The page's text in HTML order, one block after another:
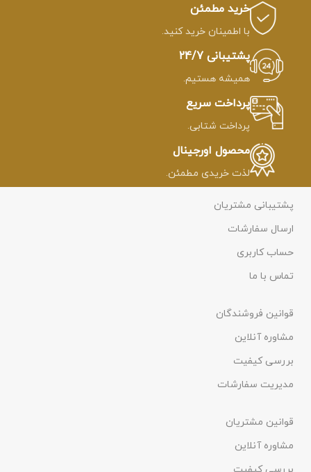
خرید مطمئن
با اطمینان خرید کنید.
پشتیبانی 24/7
همیشه هستیم.
پرداخت سریع
پرداخت شتابی.
محصول اورجینال
لذت خریدی مطمئن.
پشتیبانی مشتریان
ارسال سفارشات
حساب کاربری
تماس با ما
قوانین فروشندگان
مشاوره آنلاین
بررسی کیفیت
مدیریت سفارشات
قوانین مشتریان
مشاوره آنلاین
بررسی کیفیت